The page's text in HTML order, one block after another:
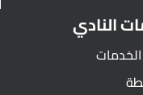
النادي